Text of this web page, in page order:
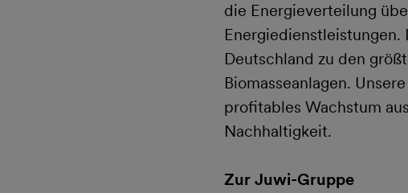
die Energieverteilung
Energiedienstleistungen.
Deutschland zu den
Biomasseanlagen.
profitables Wachstum
Nachhaltigkeit.
Zur Juwi-Gruppe